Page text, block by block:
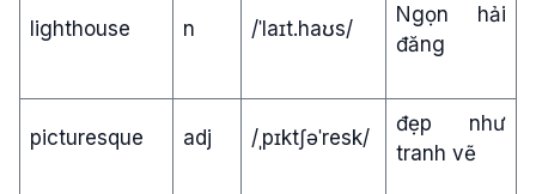
lighthouse n /ˈlaɪt.haʊs/
Ngọn hải
đăng
picturesque adj /ˌpɪktʃəˈresk/
đẹp như
tranh vẽ